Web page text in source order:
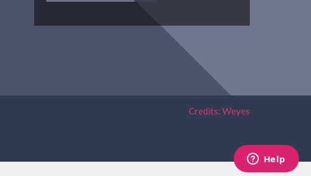
Credits: Weyes